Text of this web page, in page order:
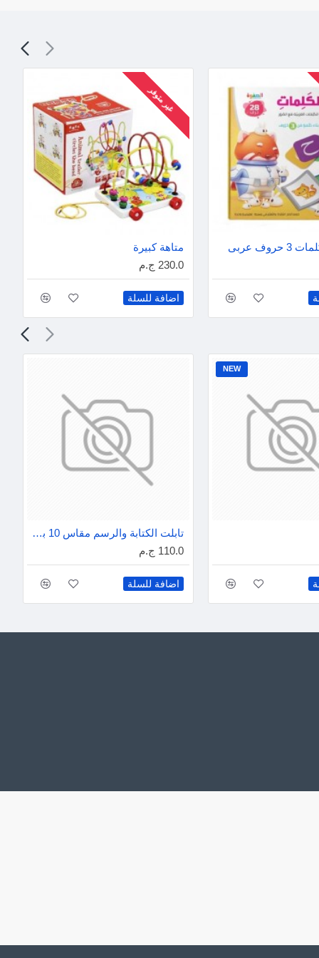
عربى
غير متوفر
متاهة كبيرة
230.0 ج.م
اضافة للسلة
NEW
تابلت الكتابة والرسم مقاس 10 بوصة ملون
110.0 ج.م
اضافة للسلة